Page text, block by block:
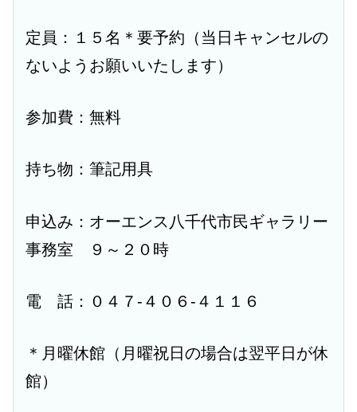
定員：１５名＊要予約（当日キャンセルの
ないようお願いいたします）
参加費：無料
持ち物：筆記用具
申込み：オーエンス八千代市民ギャラリー
事務室 ９～２０時
電 話：０４７-４０６-４１１６
＊月曜休館（月曜祝日の場合は翌平日が休
館）